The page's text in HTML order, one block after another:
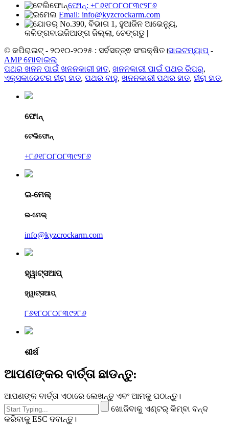
ଫୋନ୍: +୮୬୧୮୦୮୦୮୩୯୨୮୬
Email: info@kyzcrockarm.com
No.390, ବିଭାଗ 1, ହୁଆଜିନ ଆଭେନ୍ୟୁ,
କଳିଙ୍ଗବାଇଜିଆଙ୍ଗ ଜିଲ୍ଲା, ଚେଙ୍ଗଡୁ |
© କପିରାଇଟ୍ - ୨୦୧୦-୨୦୨୫ : ସର୍ବସତ୍ତ୍ଵ ସଂରକ୍ଷିତ।ସାଇଟମ୍ୟାପ୍ -
AMP ମୋବାଇଲ୍
ପଥର ଖନନ ପାଇଁ ଖନନକାରୀ ହାତ, ଖନନକାରୀ ପାଇଁ ପଥର ରିପର୍,
ଏକ୍ସକାଭେଟର ହୀରା ହାତ, ପଥର ବାହୁ, ଖନନକାରୀ ପଥର ହାତ, ହୀରା ହାତ,
ଫୋନ୍
ଟେଲିଫୋନ୍
+୮୬୧୮୦୮୦୮୩୯୨୮୬
ଇ-ମେଲ୍
ଇ-ମେଲ୍
info@kyzcrockarm.com
ହ୍ୱାଟ୍ସଆପ୍
ହ୍ୱାଟ୍ସଆପ୍
୮୬୧୮୦୮୦୮୩୯୨୮୬
ଶୀର୍ଷ
ଆପଣଙ୍କର ବାର୍ତ୍ତା ଛାଡନ୍ତୁ:
ଆପଣଙ୍କ ବାର୍ତ୍ତା ଏଠାରେ ଲେଖନ୍ତୁ ଏବଂ ଆମକୁ ପଠାନ୍ତୁ।
ଖୋଜିବାକୁ ଏଣ୍ଟର୍ କିମ୍ବା ବନ୍ଦ
କରିବାକୁ ESC ଦବାନ୍ତୁ।